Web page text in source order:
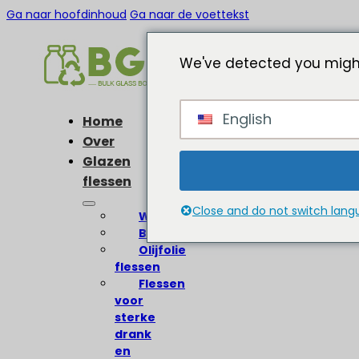
Ga naar hoofdinhoud Ga naar de voettekst
Home
Over
Glazen
flessen
Wijnflessen
Bierflessen
Olijfolie
flessen
Flessen
voor
sterke
drank
en
We've detected you
English
Close and do not switch